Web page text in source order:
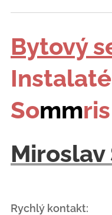
Bytový
Sommris
Rychlý kontakt: